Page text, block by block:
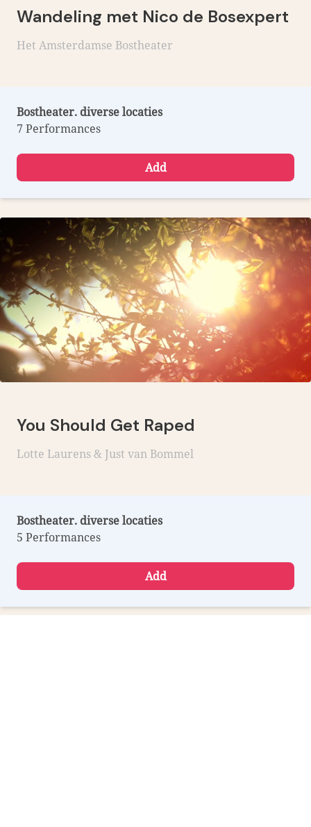
Wandeling met Nico de Bosexpert
Het Amsterdamse Bostheater
Bostheater. diverse locaties
7 Performances
Add
You Should Get Raped
Lotte Laurens & Just van Bommel
Bostheater. diverse locaties
5 Performances
Add